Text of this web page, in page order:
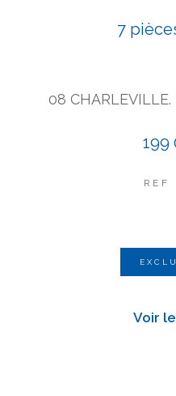
7
08
199
REF
Voir